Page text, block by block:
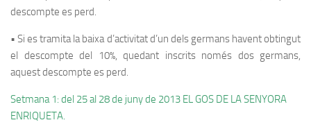
descompte es perd.
• Si es tramita la baixa d’activitat d’un dels germans havent obtingut
el descompte del 10%, quedant inscrits només dos germans,
aquest descompte es perd.
Setmana 1: del 25 al 28 de juny de 2013 EL GOS DE LA SENYORA
ENRIQUETA.